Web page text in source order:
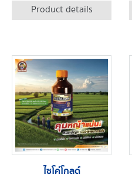
Product details
ไซโค่โกลด์